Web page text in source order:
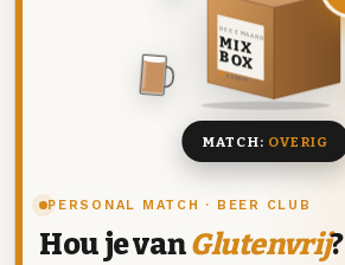
PERSONAL MATCH · BEER CLUB
Hou je vanGlutenvrij?
DEZE MAAND
MIX
BOX
8 BIEREN
MATCH: OVERIG